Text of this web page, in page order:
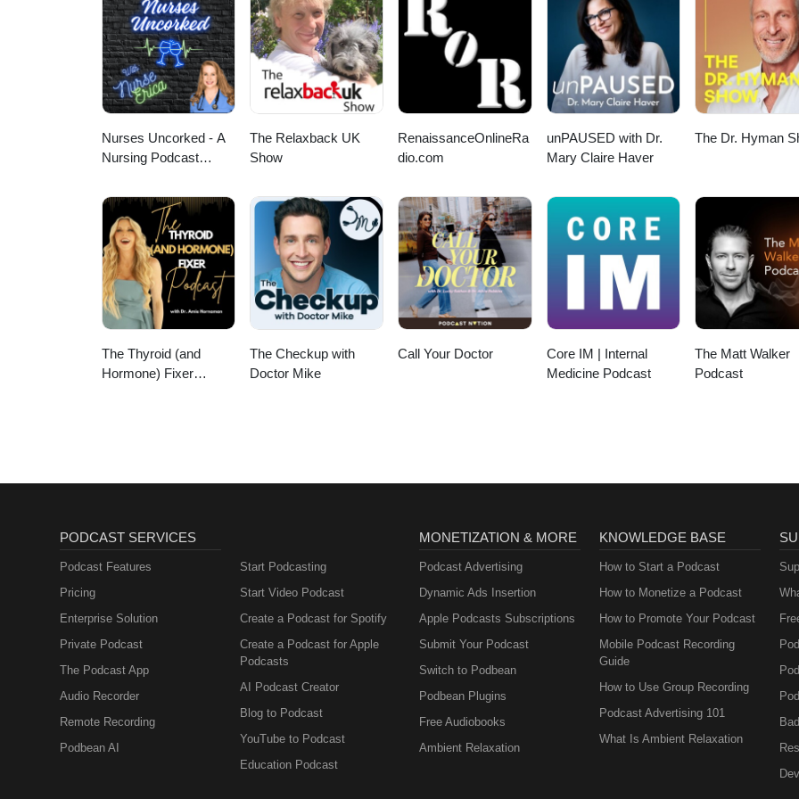
Nurses Uncorked - A
Nursing Podcast
News
The Relaxback UK
Show
RenaissanceOnlineRa
dio.com
unPAUSED with Dr.
Mary Claire Haver
The Dr. Hyman
The Thyroid (and
Hormone) Fixer
The Checkup with
Doctor Mike
Call Your Doctor
Core IM | Internal
Medicine Podcast
The Matt Walker
Podcast
PODCAST SERVICES
Podcast Features
Pricing
Enterprise Solution
Private Podcast
The Podcast App
Audio Recorder
Remote Recording
Podbean AI
Start Podcasting
Start Video Podcast
Create a Podcast for Spotify
Create a Podcast for Apple
Podcasts
AI Podcast Creator
Blog to Podcast
YouTube to Podcast
Education Podcast
MONETIZATION & MORE
Podcast Advertising
Dynamic Ads Insertion
Apple Podcasts Subscriptions
Submit Your Podcast
Switch to Podbean
Podbean Plugins
Free Audiobooks
Ambient Relaxation
KNOWLEDGE BASE
How to Start a Podcast
How to Monetize a Podcast
How to Promote Your Podcast
Mobile Podcast Recording
Guide
How to Use Group Recording
Podcast Advertising 101
What Is Ambient Relaxation